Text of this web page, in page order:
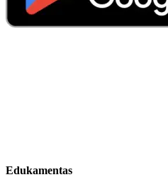
Edukamentas